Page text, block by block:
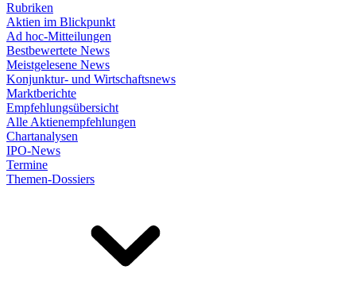
Rubriken
Aktien im Blickpunkt
Ad hoc-Mitteilungen
Bestbewertete News
Meistgelesene News
Konjunktur- und Wirtschaftsnews
Marktberichte
Empfehlungsübersicht
Alle Aktienempfehlungen
Chartanalysen
IPO-News
Termine
Themen-Dossiers